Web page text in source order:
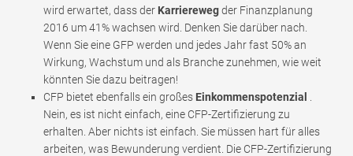
wird erwartet, dass der Karrierewegder Finanzplanung
2016 um 41% wachsen wird. Denken Sie darüber nach.
Wenn Sie eine GFP werden und jedes Jahr fast 50% an
Wirkung, Wachstum und als Branche zunehmen, wie weit
könnten Sie dazu beitragen!
CFP bietet ebenfalls ein großes Einkommenspotenzial
Nein, es ist nicht einfach, eine CFP-Zertifizierung zu
erhalten. Aber nichts ist einfach. Sie müssen hart für alles
arbeiten, was Bewunderung verdient. Die CFP-Zertifizierung